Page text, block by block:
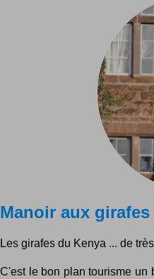
Manoir aux girafes
Les girafes du Kenya ... de
C'est le bon plan tourisme un